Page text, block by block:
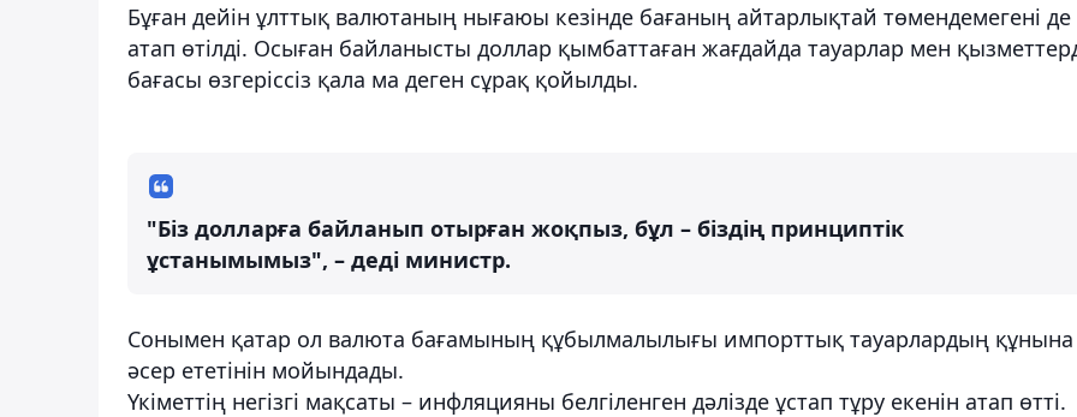
Бұған дейін ұлттық валютаның нығаюы кезінде бағаның айтарлықтай төмендемегені де
атап өтілді. Осыған байланысты доллар қымбаттаған жағдайда тауарлар мен
бағасы өзгеріссіз қала ма деген сұрақ қойылды.
"Біз долларға байланып отырған жоқпыз, бұл – біздің принциптік
ұстанымымыз", – деді министр.
Сонымен қатар ол валюта бағамының құбылмалылығы импорттық тауарлардың құнына
әсер ететінін мойындады.
Үкіметтің негізгі мақсаты – инфляцияны белгіленген дәлізде ұстап тұру екенін атап өтті.